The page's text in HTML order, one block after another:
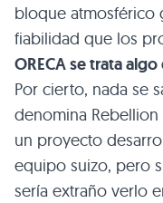
bloque atmosférico
fiabilidad que los
ORECA se trata
Por cierto, nada se
denomina
un proyecto
equipo suizo, pero
sería extraño verlo